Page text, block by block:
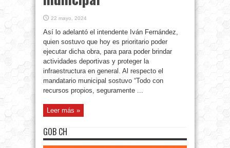
22 mayo, 2024
Así lo adelantó el intendente Iván Fernández,
quien sostuvo que hoy es prioritario poder
ejecutar dicha obra, para para poder brindar
actividades deportivas y proteger la
infraestructura en general. Al respecto el
mandatario municipal sostuvo “Todo con
recursos propios, seguramente ...
Leer más »
GOB CH